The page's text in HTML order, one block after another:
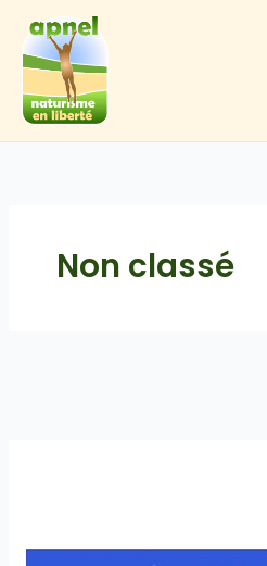
contenu
Non classé
Journée mondiale de